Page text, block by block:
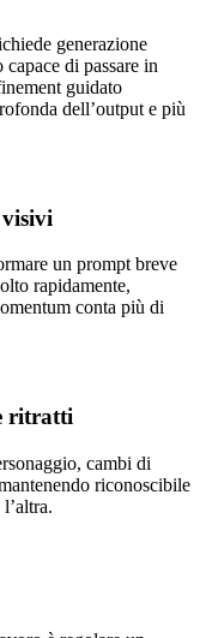
generazione
di passare in
guidato
dell’output e più
un prompt breve
rapidamente,
conta più di
ritratti
cambi di
riconoscibile